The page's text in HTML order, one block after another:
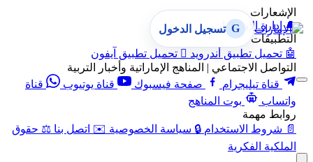
الإشعارات
🔔 إدارة الإشعارات
التطبيقات
🤖 تحميل تطبيق أندرويد  تحميل تطبيق آيفون
التواصل الاجتماعي | المناهج الإماراتية وأخبار التربية
قناة تيليجرام
صفحة فيسبوك قناة يوتيوب
قناة
واتساب
بوت المناهج
روابط مهمة
📄 شروط الاستخدام 🔒 سياسة الخصوصية ✉️ اتصل بنا ⚖️ حقوق
الملكية الفكرية
G تسجيل الدخول